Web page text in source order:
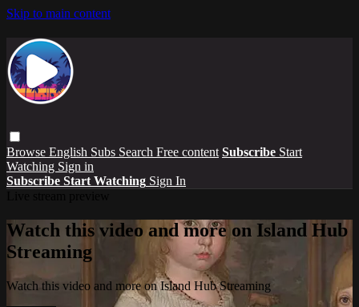
Skip to main content
Browse English Subs Search Free content Subscribe Start
Watching Sign in
Subscribe Start Watching Sign In
Watch this video and more on Island Hub
Streaming
Watch this video and more on Island Hub Streaming